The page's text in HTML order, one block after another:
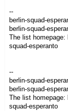
--
berlin-squad-
berlin-squad-
The list
squad-esperanto
--
berlin-squad-
berlin-squad-
The list
squad-esperanto